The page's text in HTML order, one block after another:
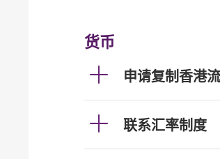
货币
申请复制香港
联系汇率制度